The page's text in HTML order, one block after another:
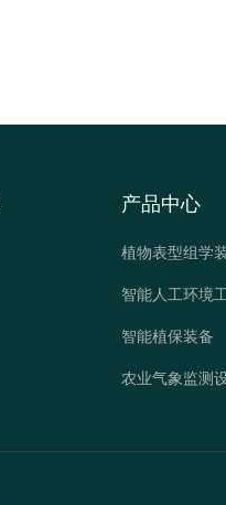
产品中心
植物表型组学
智能人工环境
智能植保装备
农业气象监测